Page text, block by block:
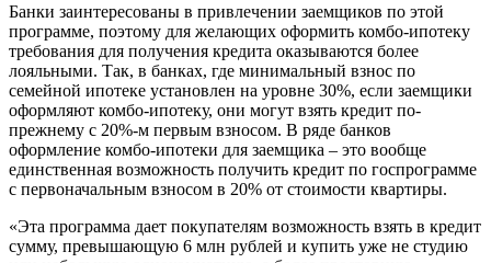
Банки заинтересованы в привлечении заемщиков по этой
программе, поэтому для желающих оформить комбо-ипотеку
требования для получения кредита оказываются более
лояльными. Так, в банках, где минимальный взнос по
семейной ипотеке установлен на уровне 30%, если заемщики
оформляют комбо-ипотеку, они могут взять кредит по-
прежнему с 20%-м первым взносом. В ряде банков
оформление комбо-ипотеки для заемщика – это вообще
единственная возможность получить кредит по госпрограмме
с первоначальным взносом в 20% от стоимости квартиры.
«Эта программа дает покупателям возможность взять в кредит
сумму, превышающую 6 млн рублей и купить уже не студию